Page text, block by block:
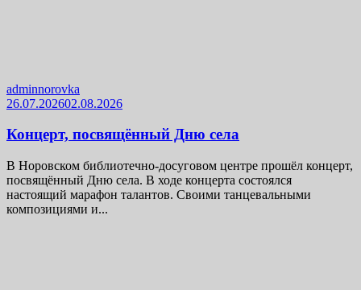
adminnorovka
26.07.202602.08.2026
Концерт, посвящённый Дню села
В Норовском библиотечно-досуговом центре прошёл концерт,
посвящённый Дню села. В ходе концерта состоялся
настоящий марафон талантов. Своими танцевальными
композициями и...